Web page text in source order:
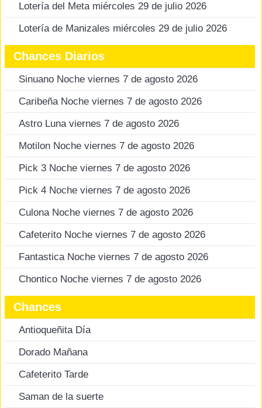
Lotería del Meta miércoles 29 de julio 2026
Lotería de Manizales miércoles 29 de julio 2026
Chances Diarios
Sinuano Noche viernes 7 de agosto 2026
Caribeña Noche viernes 7 de agosto 2026
Astro Luna viernes 7 de agosto 2026
Motilon Noche viernes 7 de agosto 2026
Pick 3 Noche viernes 7 de agosto 2026
Pick 4 Noche viernes 7 de agosto 2026
Culona Noche viernes 7 de agosto 2026
Cafeterito Noche viernes 7 de agosto 2026
Fantastica Noche viernes 7 de agosto 2026
Chontico Noche viernes 7 de agosto 2026
Chances
Antioqueñita Día
Dorado Mañana
Cafeterito Tarde
Saman de la suerte